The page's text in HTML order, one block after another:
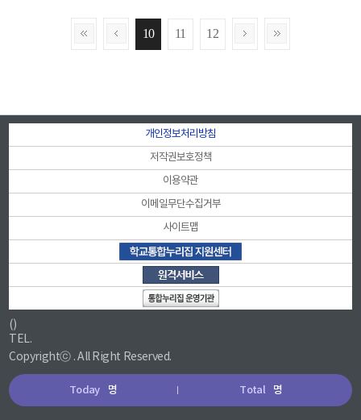
10 11 12
개인정보처리방침
저작권보호정책
이용약관
이메일무단수집거부
사이트맵
()
TEL.
Copyrightⓒ . All Right Reserved.
Today 명 Total 명